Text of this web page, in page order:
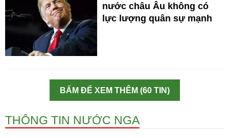
nước châu Âu không có
lực lượng quân sự mạnh
BẤM ĐỂ XEM THÊM (60 TIN)
THÔNG TIN NƯỚC NGA